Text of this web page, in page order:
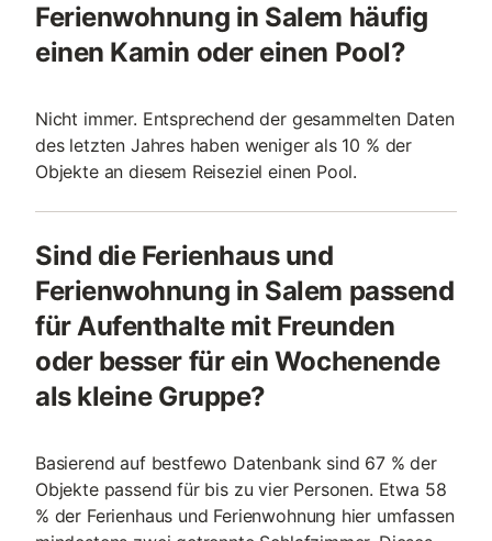
Ferienwohnung in Salem häufig
einen Kamin oder einen Pool?
Nicht immer. Entsprechend der gesammelten Daten
des letzten Jahres haben weniger als 10 % der
Objekte an diesem Reiseziel einen Pool.
Sind die Ferienhaus und
Ferienwohnung in Salem passend
für Aufenthalte mit Freunden
oder besser für ein Wochenende
als kleine Gruppe?
Basierend auf bestfewo Datenbank sind 67 % der
Objekte passend für bis zu vier Personen. Etwa 58
% der Ferienhaus und Ferienwohnung hier umfassen